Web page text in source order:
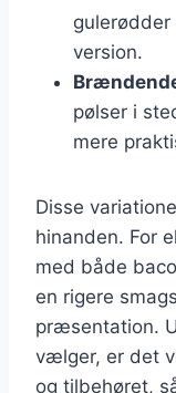
gulerødder
version.
pølser i
mere
Disse
hinanden. For
med både
en rigere
præsentation.
vælger, er det
og tilbehøret,